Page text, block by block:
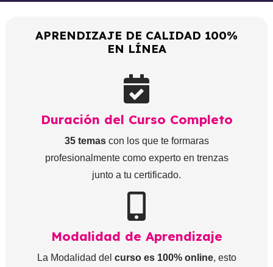
APRENDIZAJE DE CALIDAD 100%
EN LÍNEA
Duración del Curso Completo
35 temascon los que te formaras
profesionalmente como experto en trenzas
junto a tu certificado.
Modalidad de Aprendizaje
La Modalidad del curso es 100% online, esto